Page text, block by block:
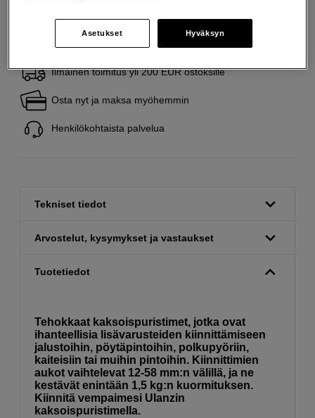
Ilmainen toimitus yli 200 EUR ostoksille
Osta nyt ja maksa myöhemmin
Henkilökohtaista palvelua
Tekniset tiedot
Arvostelut, kysymykset ja vastaukset
Tuotetiedot
Tehokkaat kaksoispuristimet, jotka ovat
ihanteellisia lisävarusteiden kiinnittämiseen
jalustoihin, pöytäpintoihin, polkupyöriin,
kaiteisiin tai muihin pintoihin. Kiinnittimien
aukot vaihtelevat 12-58 mm:n välillä, ja ne
kestävät enintään 1,5 kg:n kuormituksen.
Kiinnitä vempaimesi Ulanzin
kaksoispuristimella.
Asetukset Hyväksyn